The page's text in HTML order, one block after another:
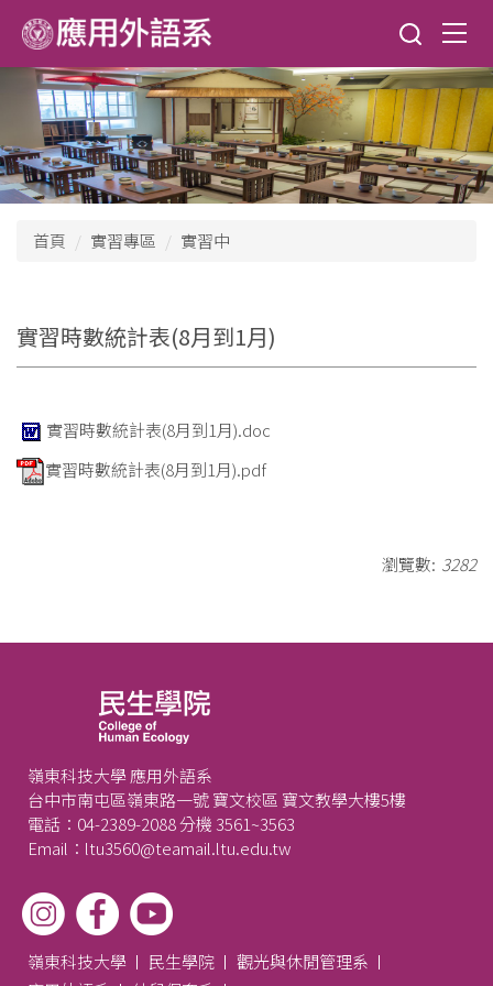
到
主
區
首頁 實習專區 實習中
實習時數統計表(8月到1月)
實習時數統計表(8月到1月).doc
實習時數統計表(8月到1月).pdf
瀏覽數: 3282
嶺東科技大學 應用外語系
台中市南屯區嶺東路一號 寶文校區 寶文教學大樓5樓
電話：04-2389-2088 分機 3561~3563
Email：ltu3560@teamail.ltu.edu.tw
嶺東科技大學 民生學院
觀光與休閒管理系